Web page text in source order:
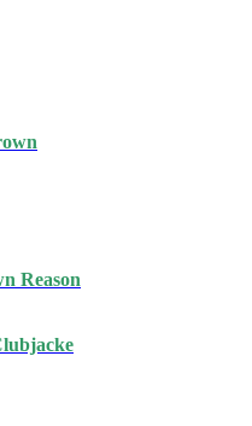
Reason